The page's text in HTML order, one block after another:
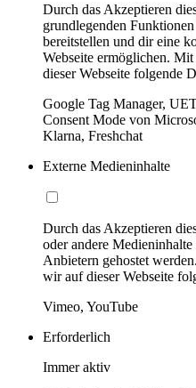
Durch das Akzeptieren
grundlegenden
bereitstellen und dir eine
Webseite ermöglichen.
dieser Webseite folgende
Google Tag Manager,
Consent Mode von
Klarna, Freshchat
Externe Medieninhalte
Durch das Akzeptieren
oder andere
Anbietern gehostet
wir auf dieser Webseite
Vimeo, YouTube
Erforderlich
Immer aktiv